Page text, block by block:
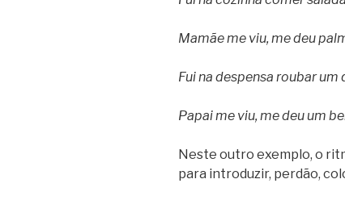
Mamãe me viu, me deu
Fui na despensa roubar um
Papai me viu, me deu um
Neste outro exemplo, o
para introduzir, perdão,